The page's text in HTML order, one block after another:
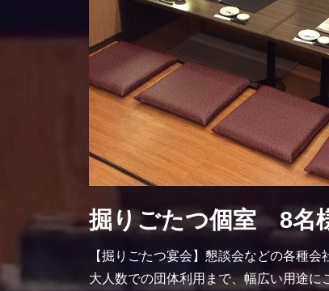
掘りごたつ個室 8名
【掘りごたつ宴会】懇談会などの各種
大人数での団体利用まで、幅広い用途に